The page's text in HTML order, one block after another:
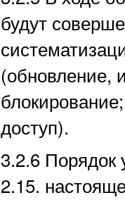
будут
(обновление,
доступ).
3.2.6 Порядок
2.15.